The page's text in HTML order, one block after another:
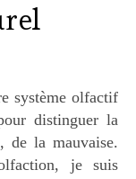
distinguer la
de la mauvaise.
je suis